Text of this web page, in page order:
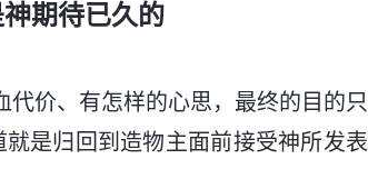
期待已久的
价、有怎样的心思，最终的目的只
是归回到造物主面前接受神所发表